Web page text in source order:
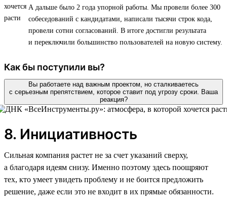
А дальше было 2 года упорной работы. Мы провели более 300
собеседований с кандидатами, написали тысячи строк кода,
провели сотни согласований. В итоге достигли результата
и переключили большинство пользователей на новую систему.
Как бы поступили вы?
Вы работаете над важным проектом, но сталкиваетесь
с серьезным препятствием, которое ставит под угрозу сроки. Ваша
реакция?
8. Инициативность
Сильная компания растет не за счет указаний сверху,
а благодаря идеям снизу. Именно поэтому здесь поощряют
тех, кто умеет увидеть проблему и не боится предложить
решение, даже если это не входит в их прямые обязанности.